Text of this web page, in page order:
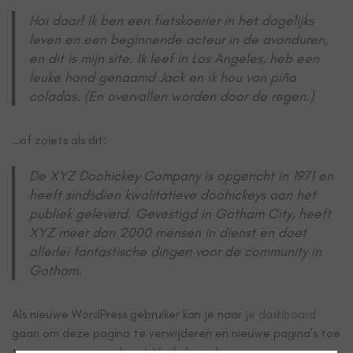
Hoi daar! Ik ben een fietskoerier in het dagelijks
leven en een beginnende acteur in de avonduren,
en dit is mijn site. Ik leef in Los Angeles, heb een
leuke hond genaamd Jack en ik hou van piña
coladas. (En overvallen worden door de regen.)
…of zoiets als dit:
De XYZ Doohickey Company is opgericht in 1971 en
heeft sindsdien kwalitatieve doohickeys aan het
publiek geleverd. Gevestigd in Gotham City, heeft
XYZ meer dan 2000 mensen in dienst en doet
allerlei fantastische dingen voor de community in
Gotham.
Als nieuwe WordPress gebruiker kan je naar je dashboard
gaan om deze pagina te verwijderen en nieuwe pagina’s toe